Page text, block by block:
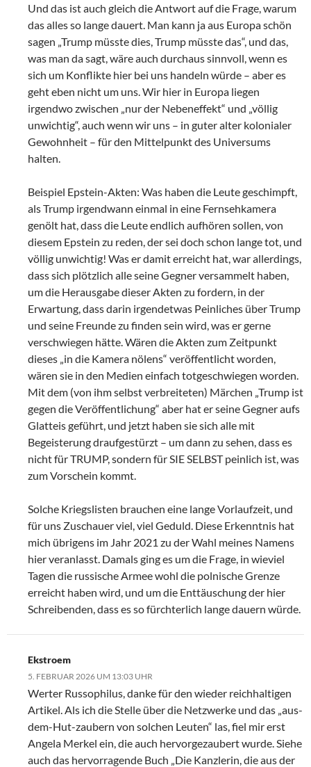
Und das ist auch gleich die Antwort auf die Frage, warum
das alles so lange dauert. Man kann ja aus Europa schön
sagen „Trump müsste dies, Trump müsste das“, und das,
was man da sagt, wäre auch durchaus sinnvoll, wenn es
sich um Konflikte hier bei uns handeln würde – aber es
geht eben nicht um uns. Wir hier in Europa liegen
irgendwo zwischen „nur der Nebeneffekt“ und „völlig
unwichtig“, auch wenn wir uns – in guter alter kolonialer
Gewohnheit – für den Mittelpunkt des Universums
halten.
Beispiel Epstein-Akten: Was haben die Leute geschimpft,
als Trump irgendwann einmal in eine Fernsehkamera
genölt hat, dass die Leute endlich aufhören sollen, von
diesem Epstein zu reden, der sei doch schon lange tot, und
völlig unwichtig! Was er damit erreicht hat, war allerdings,
dass sich plötzlich alle seine Gegner versammelt haben,
um die Herausgabe dieser Akten zu fordern, in der
Erwartung, dass darin irgendetwas Peinliches über Trump
und seine Freunde zu finden sein wird, was er gerne
verschwiegen hätte. Wären die Akten zum Zeitpunkt
dieses „in die Kamera nölens“ veröffentlicht worden,
wären sie in den Medien einfach totgeschwiegen worden.
Mit dem (von ihm selbst verbreiteten) Märchen „Trump ist
gegen die Veröffentlichung“ aber hat er seine Gegner aufs
Glatteis geführt, und jetzt haben sie sich alle mit
Begeisterung draufgestürzt – um dann zu sehen, dass es
nicht für TRUMP, sondern für SIE SELBST peinlich ist, was
zum Vorschein kommt.
Solche Kriegslisten brauchen eine lange Vorlaufzeit, und
für uns Zuschauer viel, viel Geduld. Diese Erkenntnis hat
mich übrigens im Jahr 2021 zu der Wahl meines Namens
hier veranlasst. Damals ging es um die Frage, in wieviel
Tagen die russische Armee wohl die polnische Grenze
erreicht haben wird, und um die Enttäuschung der hier
Schreibenden, dass es so fürchterlich lange dauern würde.
Ekstroem
5. FEBRUAR 2026 UM 13:03 UHR
Werter Russophilus, danke für den wieder reichhaltigen
Artikel. Als ich die Stelle über die Netzwerke und das „aus-
dem-Hut-zaubern von solchen Leuten“ las, fiel mir erst
Angela Merkel ein, die auch hervorgezaubert wurde. Siehe
auch das hervorragende Buch „Die Kanzlerin, die aus der